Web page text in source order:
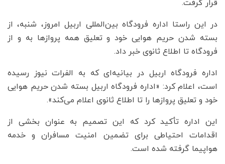
قرار گرفت.
در این راستا اداره فرودگاه بین‌المللی اربیل امروز، شنبه، از
بسته شدن حریم هوایی خود و تعلیق همه پروازها به و از
فرودگاه تا اطلاع ثانوی خبر داد.
اداره فرودگاه اربیل در بیانیه‌ای که به الفرات نیوز رسیده
است، اعلام کرد: «اداره فرودگاه اربیل بسته شدن حریم هوایی
خود و تعلیق پروازها را تا اطلاع ثانوی اعلام می‌کند».
این اداره تأکید کرد که این تصمیم به عنوان بخشی از
اقدامات احتیاطی برای تضمین امنیت مسافران و خدمه
هواپیما گرفته شده است.